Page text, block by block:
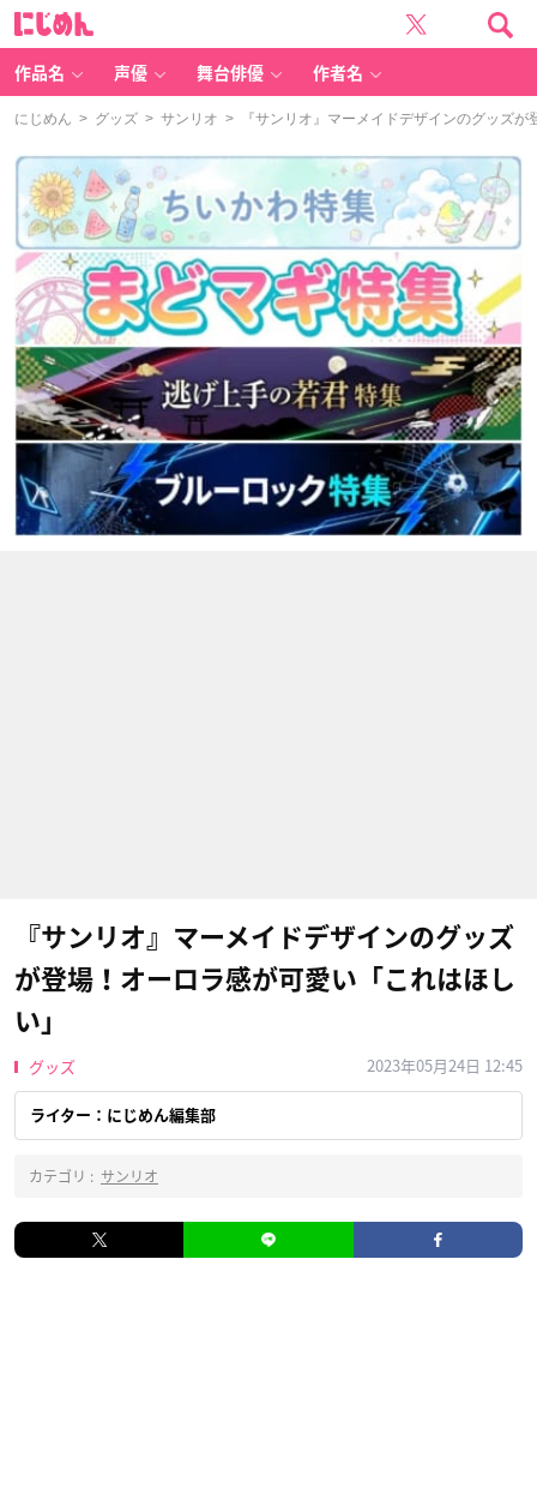
作品名 声優 舞台俳優 作者名
にじめん > グッズ > サンリオ > 『サンリオ』マーメイドデザインのグッズが
『サンリオ』マーメイドデザインのグッズ
が登場！オーロラ感が可愛い「これはほし
い」
グッズ 2023年05月24日 12:45
ライター：にじめん編集部
カテゴリ : サンリオ